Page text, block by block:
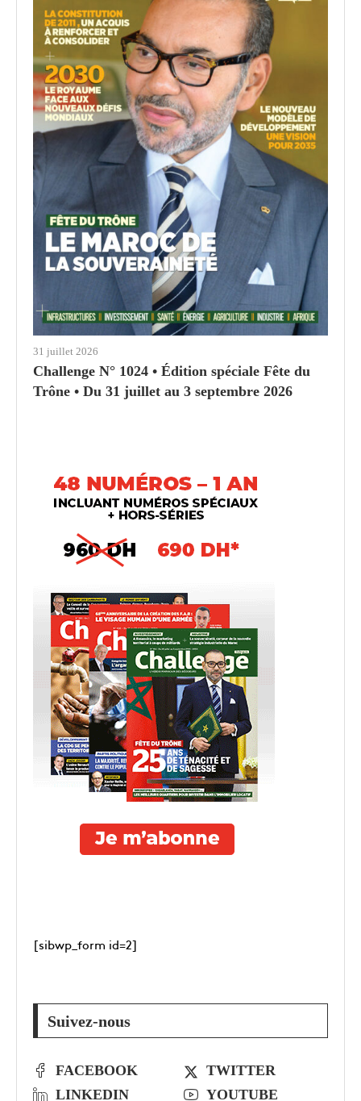
31 juillet 2026
Challenge N° 1024 • Édition spéciale Fête du
Trône • Du 31 juillet au 3 septembre 2026
[sibwp_form id=2]
Suivez-nous
FACEBOOK
TWITTER
LINKEDIN
YOUTUBE